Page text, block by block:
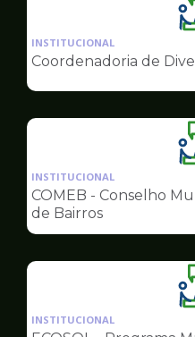
INSTITUCIONAL
Coordenadoria de
INSTITUCIONAL
COMEB - Conselho
de Bairros
INSTITUCIONAL